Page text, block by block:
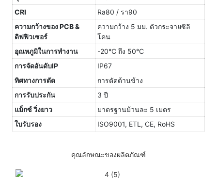
CRI
Ra80 / รา90
ความกว้างของ PCB &
ดิฟฟิวเซอร์
ความกว้าง 5 มม. ตัวกระจายซิลิ
โคน
อุณหภูมิในการทำงาน
-20°C ถึง 50°C
การจัดอันดับIP
IP67
ทิศทางการดัด
การดัดด้านข้าง
การรับประกัน
3 ปี
แม็กซ์ วิ่งยาว
มาตรฐานม้วนละ 5 เมตร
ใบรับรอง
ISO9001, ETL, CE, RoHS
คุณลักษณะของผลิตภัณฑ์